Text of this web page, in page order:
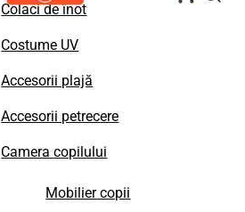
Colaci de înot
Costume UV
Accesorii plajă
Accesorii petrecere
Camera copilului
Mobilier copii